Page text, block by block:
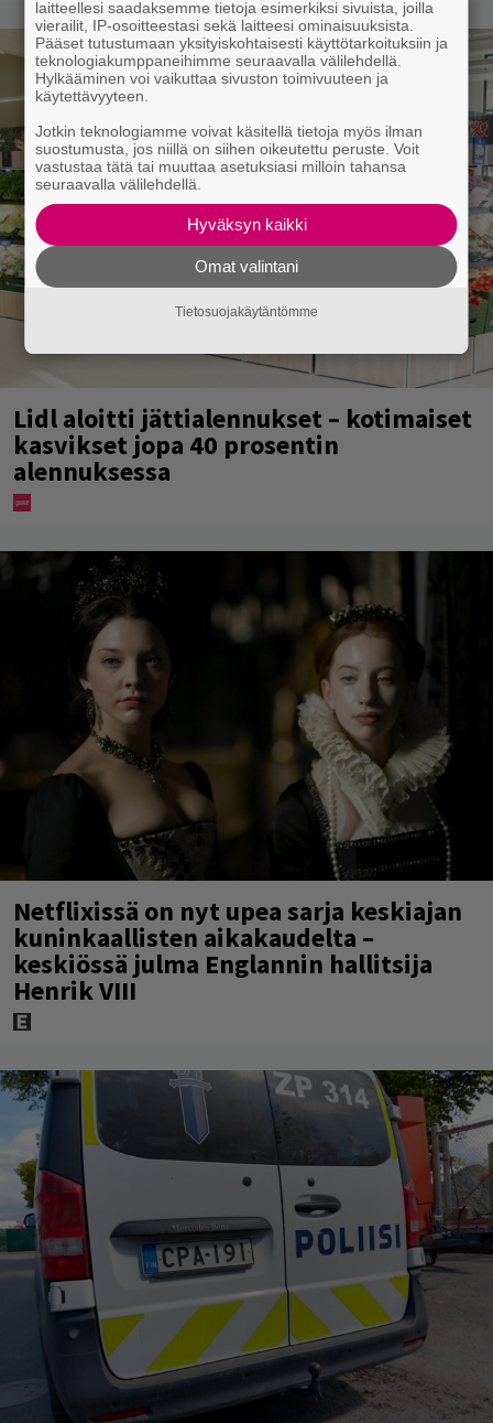
Lidl aloitti jättialennukset – kotimaiset
kasvikset jopa 40 prosentin
alennuksessa
Netflixissä on nyt upea sarja keskiajan
kuninkaallisten aikakaudelta –
keskiössä julma Englannin hallitsija
Henrik VIII
laitteellesi saadaksemme tietoja esimerkiksi sivuista, joilla
vierailit, IP-osoitteestasi sekä laitteesi ominaisuuksista.
Pääset tutustumaan yksityiskohtaisesti käyttötarkoituksiin ja
teknologiakumppaneihimme seuraavalla välilehdellä.
Hylkääminen voi vaikuttaa sivuston toimivuuteen ja
käytettävyyteen.
Jotkin teknologiamme voivat käsitellä tietoja myös ilman
suostumusta, jos niillä on siihen oikeutettu peruste. Voit
vastustaa tätä tai muuttaa asetuksiasi milloin tahansa
seuraavalla välilehdellä.
Hyväksyn kaikki
Omat valintani
Tietosuojakäytäntömme